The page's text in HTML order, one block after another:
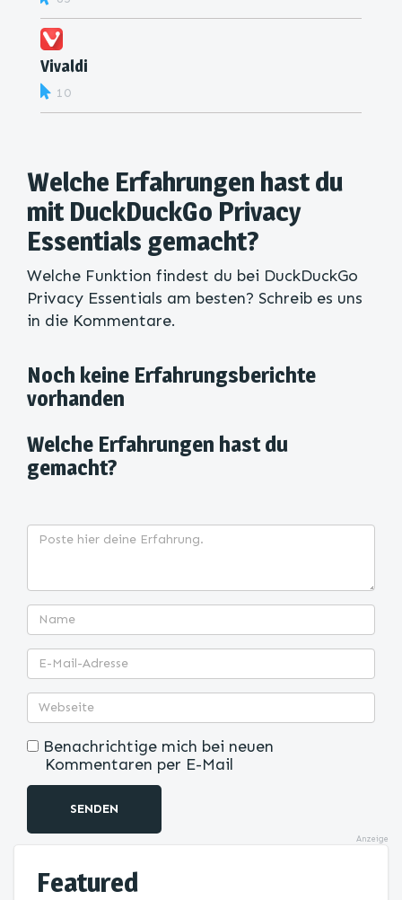
Vivaldi
10
Welche Erfahrungen hast du
mit DuckDuckGo Privacy
Essentials gemacht?
Welche Funktion findest du bei DuckDuckGo
Privacy Essentials am besten? Schreib es uns
in die Kommentare.
Noch keine Erfahrungsberichte
vorhanden
Welche Erfahrungen hast du
gemacht?
Benachrichtige mich bei neuen
Kommentaren per E-Mail
SENDEN
Anzeige
Featured